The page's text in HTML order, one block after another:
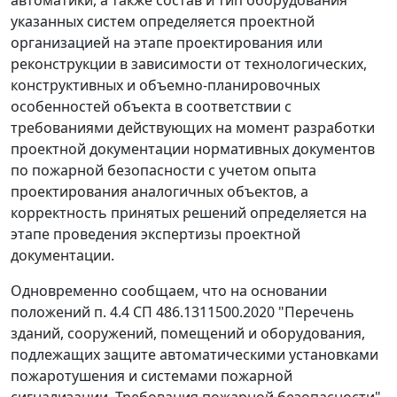
указанных систем определяется проектной
организацией на этапе проектирования или
реконструкции в зависимости от технологических,
конструктивных и объемно-планировочных
особенностей объекта в соответствии с
требованиями действующих на момент разработки
проектной документации нормативных документов
по пожарной безопасности с учетом опыта
проектирования аналогичных объектов, а
корректность принятых решений определяется на
этапе проведения экспертизы проектной
документации.
Одновременно сообщаем, что на основании
положений п. 4.4 СП 486.1311500.2020 "Перечень
зданий, сооружений, помещений и оборудования,
подлежащих защите автоматическими установками
пожаротушения и системами пожарной